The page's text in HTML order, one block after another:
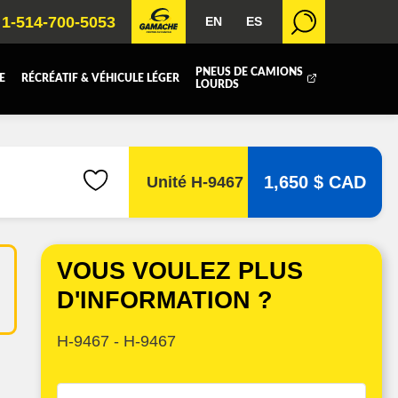
1-514-700-5053 EN ES
(DEF/DPF)
RÉCRÉATIF & VÉHICULE LÉGER
PNEUS DE CAMIONS
LOURDS
Unité H-9467 1,650 $ CAD
VOUS VOULEZ PLUS
D'INFORMATION ?
H-9467 - H-9467